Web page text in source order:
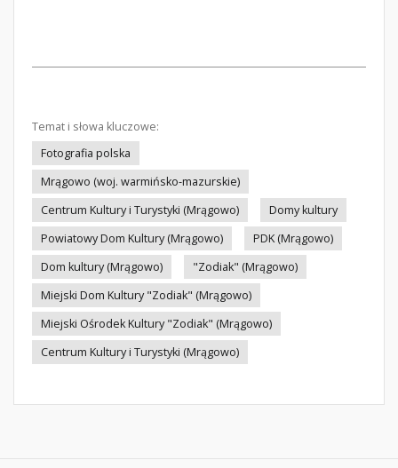
Temat i słowa kluczowe:
Fotografia polska
Mrągowo (woj. warmińsko-mazurskie)
Centrum Kultury i Turystyki (Mrągowo)
Domy kultury
Powiatowy Dom Kultury (Mrągowo)
PDK (Mrągowo)
Dom kultury (Mrągowo)
"Zodiak" (Mrągowo)
Miejski Dom Kultury "Zodiak" (Mrągowo)
Miejski Ośrodek Kultury "Zodiak" (Mrągowo)
Centrum Kultury i Turystyki (Mrągowo)